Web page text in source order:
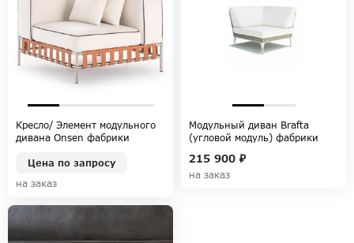
Кресло/ Элемент модульного
дивана Onsen фабрики
ONSEN
Цена по запросу
на заказ
Модульный диван Brafta
(угловой модуль) фабрики
BRAFTA
215 900 ₽
на заказ